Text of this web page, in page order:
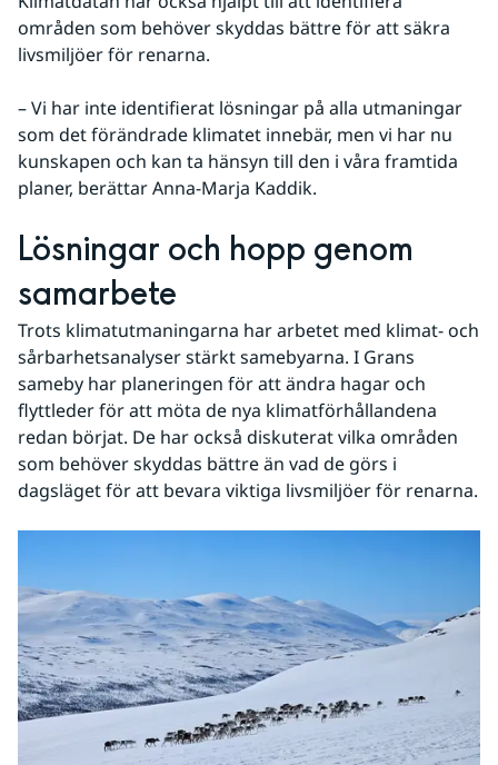
områden som behöver skyddas bättre för att säkra
livsmiljöer för renarna.
– Vi har inte identifierat lösningar på alla utmaningar
som det förändrade klimatet innebär, men vi har nu
kunskapen och kan ta hänsyn till den i våra framtida
planer, berättar Anna-Marja Kaddik.
Lösningar och hopp genom
samarbete
Trots klimatutmaningarna har arbetet med klimat- och
sårbarhetsanalyser stärkt samebyarna. I Grans
sameby har planeringen för att ändra hagar och
flyttleder för att möta de nya klimatförhållandena
redan börjat. De har också diskuterat vilka områden
som behöver skyddas bättre än vad de görs i
dagsläget för att bevara viktiga livsmiljöer för renarna.